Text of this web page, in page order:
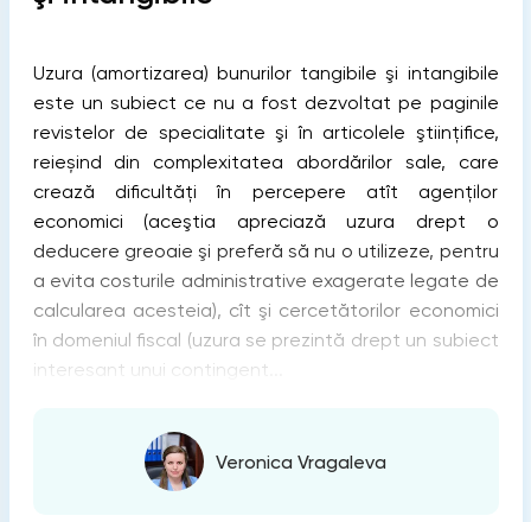
Uzura (amortizarea) bunurilor tangibile şi intangibile
este un subiect ce nu a fost dezvoltat pe paginile
revistelor de specialitate şi în articolele ştiinţifice,
reieșind din complexitatea abordărilor sale, care
crează dificultăţi în percepere atît agenţilor
economici (aceştia apreciază uzura drept o
deducere greoaie şi preferă să nu o utilizeze, pentru
a evita costurile administrative exagerate legate de
calcularea acesteia), cît şi cercetătorilor economici
în domeniul fiscal (uzura se prezintă drept un subiect
interesant unui contingent...
Veronica Vragaleva